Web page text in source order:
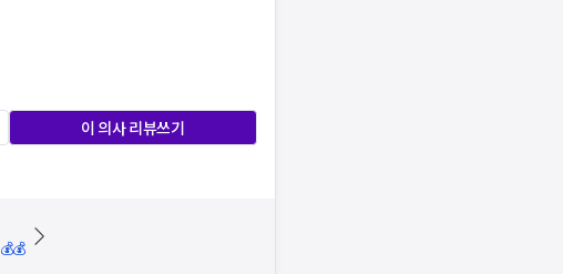
이 의사 리뷰쓰기